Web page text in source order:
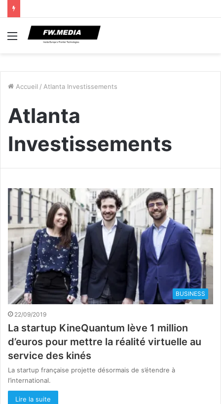
Menu
Accueil / Atlanta Investissements
Atlanta
Investissements
BUSINESS
22/09/2019
La startup KineQuantum lève 1 million
d’euros pour mettre la réalité virtuelle au
service des kinés
La startup française projette désormais de s’étendre à
l’international.
Lire la suite